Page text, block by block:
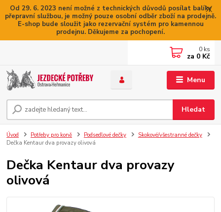
Od 29. 6. 2023 není možné z technických důvodů posílat balíky
přepravní službou, je možný pouze osobní odběr zboží na prodejně.
E-shop bude sloužit jako rezervační systém pro kamennou
prodejnu. Děkujeme za pochopení.
Menu
Hledat
0 ks
za 0 Kč
Úvod Potřeby pro koně Podsedlové dečky
Skokové/všestranné dečky
Dečka Kentaur dva provazy olivová
Dečka Kentaur dva provazy
olivová